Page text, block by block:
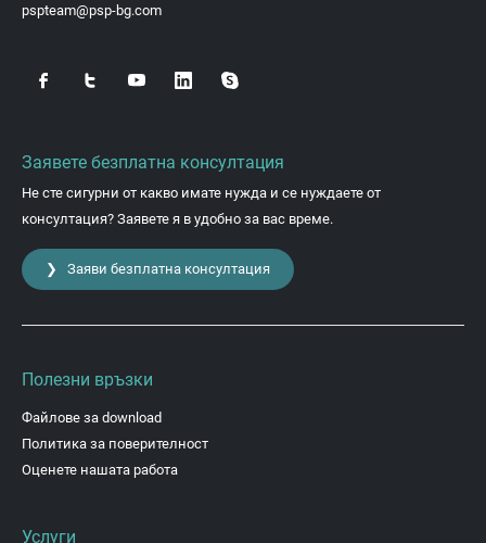
pspteam@psp-bg.com
Заявете безплатна консултация
Не сте сигурни от какво имате нужда и се нуждаете от
консултация? Заявете я в удобно за вас време.
❯ Заяви безплатна консултация
Полезни връзки
Файлове за download
Политика за поверителност
Оценете нашата работа
Услуги